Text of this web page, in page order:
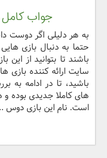
جواب
به هر دلیلی اگر دوست
حتما به دنبال بازی
باشند تا بتوانید از
سایت ارائه کننده بازی
باشید، تا در ادامه به
های کاملا جدیدی بوده و
است. نام این بازی دوس